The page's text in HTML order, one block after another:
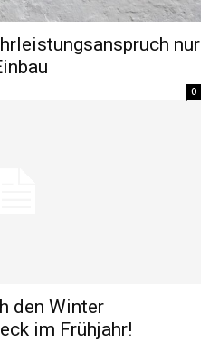
nur
0
den Winter
im Frühjahr!